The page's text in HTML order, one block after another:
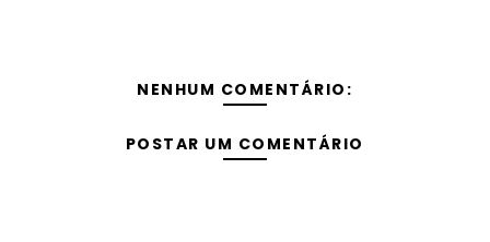
NENHUM COMENTÁRIO:
POSTAR UM COMENTÁRIO